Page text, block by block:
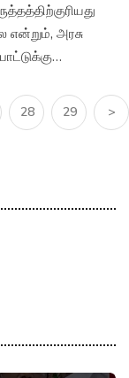
என்றும், அரசு
28 29 >